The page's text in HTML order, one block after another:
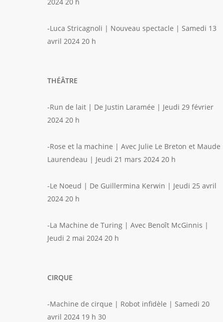
-Luca Stricagnoli | Nouveau spectacle | Samedi 13
avril 2024 20 h
THÉÂTRE
-Run de lait | De Justin Laramée | Jeudi 29 février
2024 20 h
-Rose et la machine | Avec Julie Le Breton et Maude
Laurendeau | Jeudi 21 mars 2024 20 h
-Le Noeud | De Guillermina Kerwin | Jeudi 25 avril
2024 20 h
-La Machine de Turing | Avec Benoît McGinnis |
Jeudi 2 mai 2024 20 h
CIRQUE
-Machine de cirque | Robot infidèle | Samedi 20
avril 2024 19 h 30